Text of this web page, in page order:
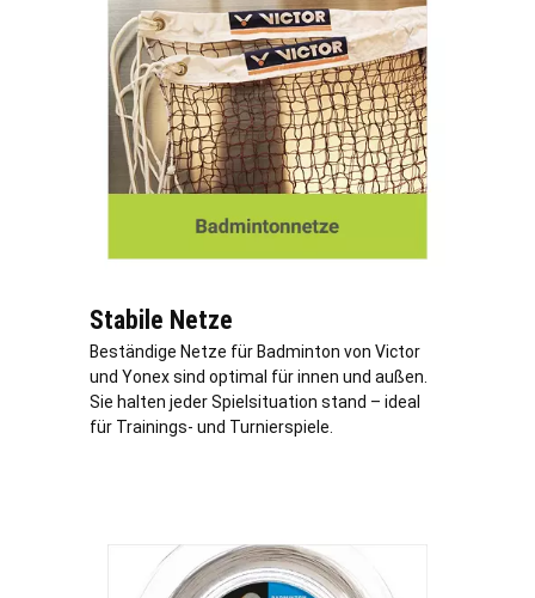
Stabile Netze
Beständige Netze für Badminton von Victor
und Yonex sind optimal für innen und außen.
Sie halten jeder Spielsituation stand – ideal
für Trainings- und Turnierspiele.